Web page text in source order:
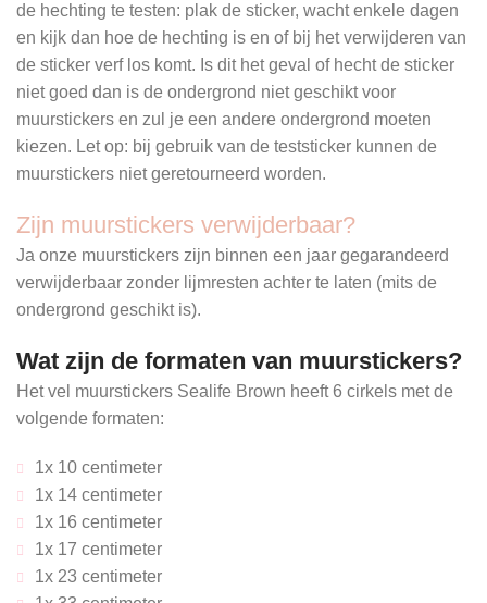
de hechting te testen: plak de sticker, wacht enkele dagen
en kijk dan hoe de hechting is en of bij het verwijderen van
de sticker verf los komt. Is dit het geval of hecht de sticker
niet goed dan is de ondergrond niet geschikt voor
muurstickers en zul je een andere ondergrond moeten
kiezen. Let op: bij gebruik van de teststicker kunnen de
muurstickers niet geretourneerd worden.
Zijn muurstickers verwijderbaar?
Ja onze muurstickers zijn binnen een jaar gegarandeerd
verwijderbaar zonder lijmresten achter te laten (mits de
ondergrond geschikt is).
Wat zijn de formaten van muurstickers?
Het vel muurstickers Sealife Brown heeft 6 cirkels met de
volgende formaten:
1x 10 centimeter
1x 14 centimeter
1x 16 centimeter
1x 17 centimeter
1x 23 centimeter